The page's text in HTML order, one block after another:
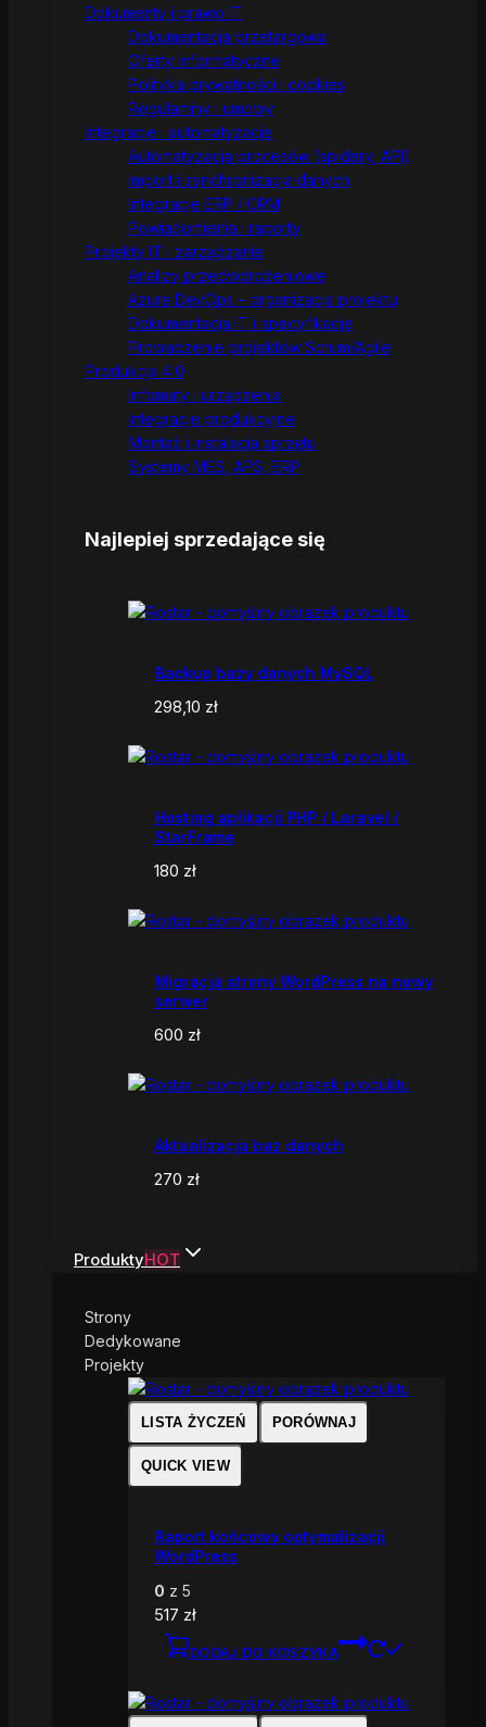
Dokumenty i prawo IT
Dokumentacja przetargowa
Oferty informatyczne
Polityka prywatności i cookies
Regulaminy i umowy
Integracje i automatyzacje
Automatyzacja procesów (spidery, API)
Import i synchronizacja danych
Integracje ERP / CRM
Powiadomienia i raporty
Projekty IT i zarządzanie
Analizy przedwdrożeniowe
Azure DevOps – organizacja projektu
Dokumentacja IT i specyfikacje
Prowadzenie projektów Scrum/Agile
Produkcja 4.0
Infomaty i urządzenia
Integracje produkcyjne
Montaż i instalacja sprzętu
Systemy MES, APS, ERP
Najlepiej sprzedające się
Backup bazy danych MySQL
298,10 zł
Hosting aplikacji PHP / Laravel /
StarFrame
180 zł
Migracja strony WordPress na nowy
serwer
600 zł
Aktualizacja baz danych
270 zł
ProduktyHOT
Strony
Dedykowane
Projekty
LISTA ŻYCZEŃ PORÓWNAJ
QUICK VIEW
Raport końcowy optymalizacji
WordPress
0 z 5
517 zł
DODAJ DO KOSZYKA